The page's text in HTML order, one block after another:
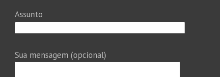
Assunto
Sua mensagem (opcional)